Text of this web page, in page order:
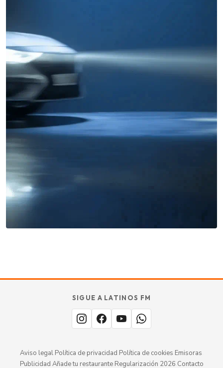
TU SABOR
MERECE
ESTARaquí.
SIGUE A LATINOS FM
Aviso legal· Política de privacidad Política de cookies Emisoras
Publicidad Añade tu restaurante· Regularización 2026 Contacto